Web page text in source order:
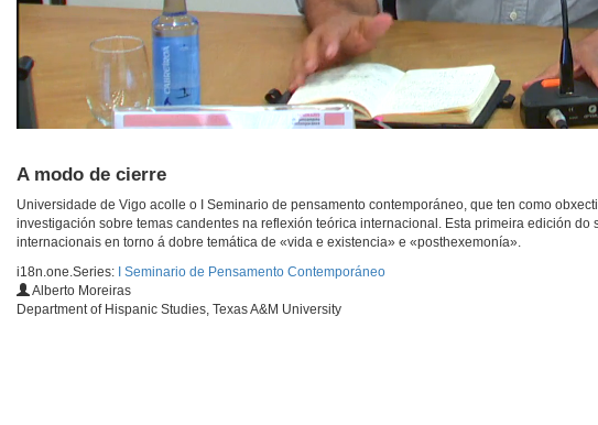
A modo de cierre
Universidade de Vigo acolle o I Seminario de pensamento contemporáneo, que ten como
investigación sobre temas candentes na reflexión teórica internacional. Esta primeira edición
internacionais en torno á dobre temática de «vida e existencia» e «posthexemonía».
i18n.one.Series:
I Seminario de Pensamento Contemporáneo
Alberto Moreiras
Department of Hispanic Studies, Texas A&M University